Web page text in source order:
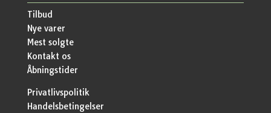
Tilbud
Nye varer
Mest solgte
Kontakt os
Åbningstider
Privatlivspolitik
Handelsbetingelser